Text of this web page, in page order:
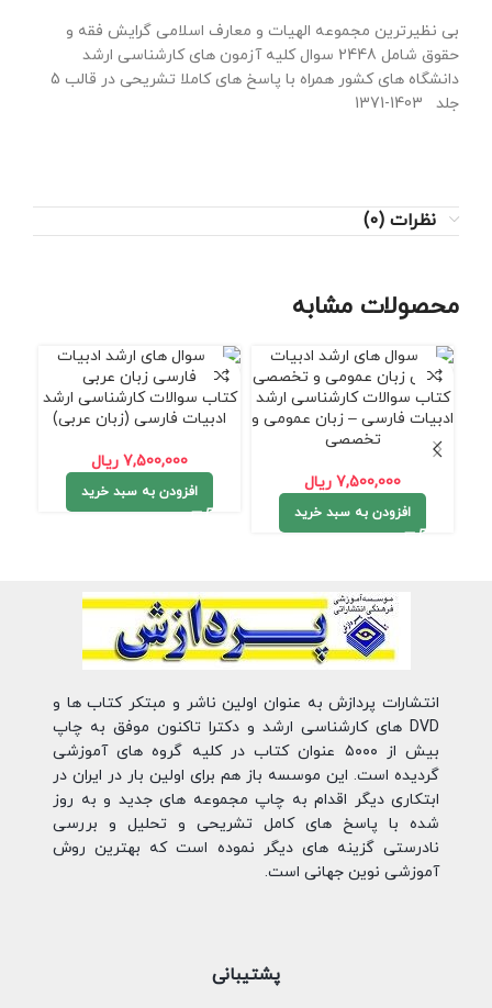
بی نظیرترین مجموعه الهیات و معارف اسلامی گرایش فقه و
حقوق شامل 2448 سوال کلیه آزمون های کارشناسی ارشد
دانشگاه های کشور همراه با پاسخ های کاملا تشریحی در قالب 5
جلد 1403-1371
نظرات (0)
محصولات مشابه
کتاب سوالات کارشناسی ارشد
ادبیات فارسی – زبان عمومی و
تخصصی
7,500,000 ریال
افزودن به سبد خرید
کتاب سوالات کارشناسی ارشد
ادبیات فارسی (زبان عربی)
7,500,000 ریال
افزودن به سبد خرید
انتشارات پردازش به عنوان اولین ناشر و مبتکر کتاب ها و
DVD های کارشناسی ارشد و دکترا تاکنون موفق به چاپ
بیش از ۵۰۰۰ عنوان کتاب در کلیه گروه های آموزشی
گردیده است. این موسسه باز هم برای اولین بار در ایران در
ابتکاری دیگر اقدام به چاپ مجموعه های جدید و به روز
شده با پاسخ های کامل تشریحی و تحلیل و بررسی
نادرستی گزینه های دیگر نموده است که بهترین روش
آموزشی نوین جهانی است.
پشتیبانی